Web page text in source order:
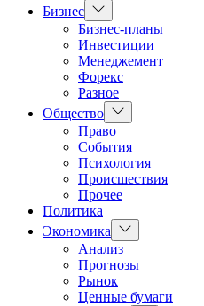
Бизнес Показать
подменю
Бизнес-планы
Инвестиции
Менеджемент
Форекс
Разное
Общество Показать
подменю
Право
События
Психология
Происшествия
Прочее
Политика
Экономика
Показать
подменю
Анализ
Прогнозы
Рынок
Ценные бумаги